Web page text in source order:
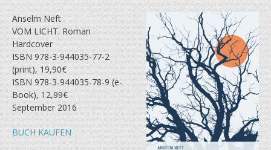
Anselm Neft
VOM LICHT. Roman
Hardcover
ISBN 978-3-944035-77-2
(print), 19,90€
ISBN 978-3-944035-78-9 (e-
Book), 12,99€
September 2016
BUCH KAUFEN